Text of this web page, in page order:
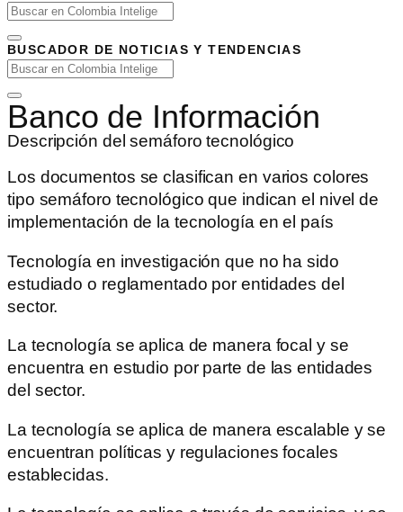
BUSCADOR DE NOTICIAS Y TENDENCIAS
Banco de Información
Descripción del semáforo tecnológico
Los documentos se clasifican en varios colores
tipo semáforo tecnológico que indican el nivel de
implementación de la tecnología en el país
Tecnología en investigación que no ha sido
estudiado o reglamentado por entidades del
sector.
La tecnología se aplica de manera focal y se
encuentra en estudio por parte de las entidades
del sector.
La tecnología se aplica de manera escalable y se
encuentran políticas y regulaciones focales
establecidas.